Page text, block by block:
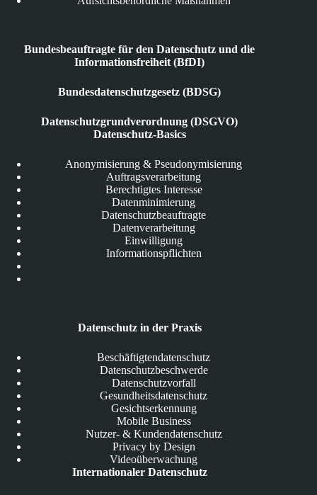
Bundesbeauftragte für den Datenschutz und die
Informationsfreiheit (BfDI)
Bundesdatenschutzgesetz (BDSG)
Datenschutzgrundverordnung (DSGVO)
Datenschutz-Basics
Anonymisierung & Pseudonymisierung
Auftragsverarbeitung
Berechtigtes Interesse
Datenminimierung
Datenschutzbeauftragte
Datenverarbeitung
Einwilligung
Informationspflichten
Datenschutz in der Praxis
Beschäftigtendatenschutz
Datenschutzbeschwerde
Datenschutzvorfall
Gesundheitsdatenschutz
Gesichtserkennung
Mobile Business
Nutzer- & Kundendatenschutz
Privacy by Design
Videoüberwachung
Internationaler Datenschutz